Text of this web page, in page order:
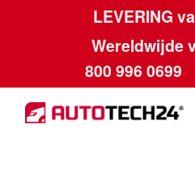
LEVERING
Wereldwijde
800 996 0699
Ga
door
Ga
naar